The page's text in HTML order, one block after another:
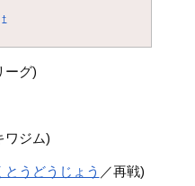
†
ーグ)
ワジム)
とうどうじょう ／再戦)